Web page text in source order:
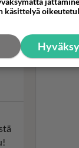
käsittelyä